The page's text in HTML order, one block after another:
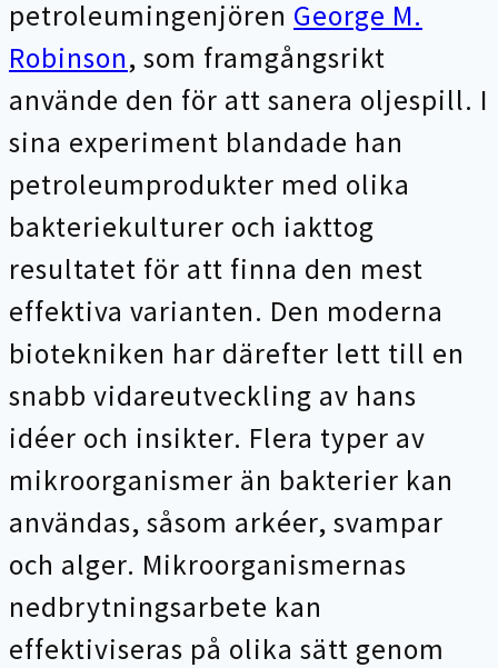
petroleumingenjören George M.
Robinson, som framgångsrikt
använde den för att sanera oljespill. I
sina experiment blandade han
petroleumprodukter med olika
bakteriekulturer och iakttog
resultatet för att finna den mest
effektiva varianten. Den moderna
biotekniken har därefter lett till en
snabb vidareutveckling av hans
idéer och insikter. Flera typer av
mikroorganismer än bakterier kan
användas, såsom arkéer, svampar
och alger. Mikroorganismernas
nedbrytningsarbete kan
effektiviseras på olika sätt genom